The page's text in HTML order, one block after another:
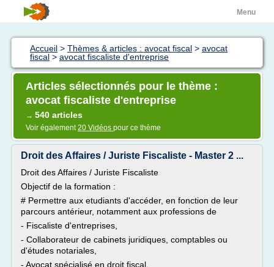
Menu
Accueil > Thèmes & articles : avocat fiscal > avocat
fiscal > avocat fiscaliste d'entreprise
Articles sélectionnés pour le thème :
avocat fiscaliste d'entreprise
→ 540 articles
Voir également20 Vidéos pour ce thème
Droit des Affaires / Juriste Fiscaliste - Master 2 ...
Droit des Affaires / Juriste Fiscaliste
Objectif de la formation :
# Permettre aux etudiants d'accéder, en fonction de leur
parcours antérieur, notamment aux professions de
- Fiscaliste d'entreprises,
- Collaborateur de cabinets juridiques, comptables ou
d'études notariales,
- Avocat spécialisé en droit fiscal,